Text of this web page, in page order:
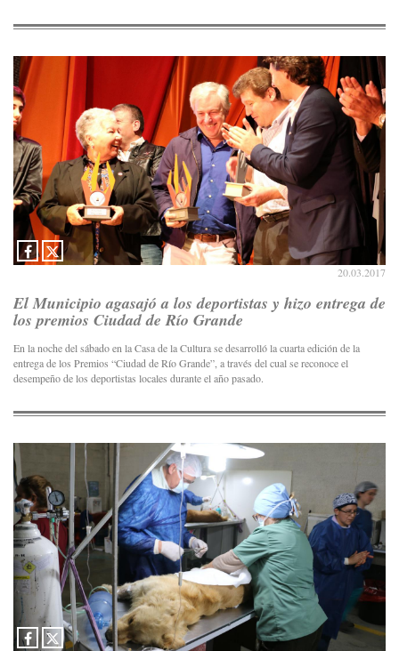
20.03.2017
El Municipio agasajó a los deportistas y hizo entrega de
los premios Ciudad de Río Grande
En la noche del sábado en la Casa de la Cultura se desarrolló la cuarta edición de la
entrega de los Premios “Ciudad de Río Grande”, a través del cual se reconoce el
desempeño de los deportistas locales durante el año pasado.